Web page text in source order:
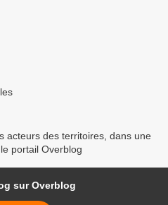
acteurs des territoires, dans une
portail Overblog
sur Overblog